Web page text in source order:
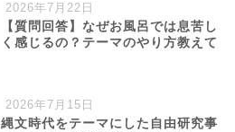
2026年7月22日
【質問回答】なぜお風呂では息苦し
く感じるの？テーマのやり方教えて
2026年7月15日
縄文時代をテーマにした自由研究事